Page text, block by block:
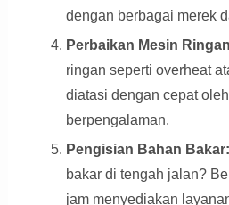
dengan berbagai merek
Perbaikan Mesin
ringan seperti overheat
diatasi dengan cepat
berpengalaman.
Pengisian Bahan Bakar:
bakar di tengah jalan?
jam menyediakan